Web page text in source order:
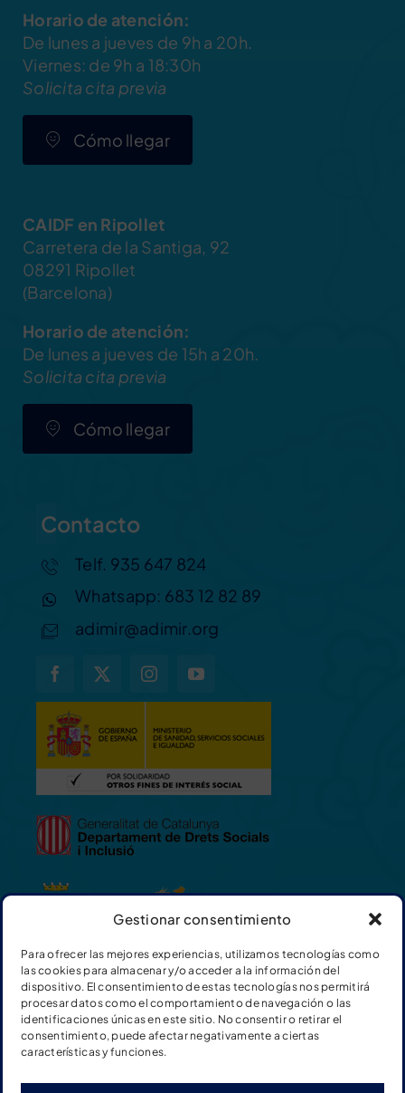
Gestionar consentimiento
Para ofrecer las mejores experiencias, utilizamos tecnologías como
las cookies para almacenar y/o acceder a la información del
dispositivo. El consentimiento de estas tecnologías nos permitirá
procesar datos como el comportamiento de navegación o las
identificaciones únicas en este sitio. No consentir o retirar el
consentimiento, puede afectar negativamente a ciertas
características y funciones.
Horario de atención:
De lunes a jueves de 9h a 20h.
Viernes: de 9h a 18:30h
Solicita cita previa
Cómo llegar
CAIDF en Ripollet
Carretera de la Santiga, 92
08291 Ripollet
(Barcelona)
Horario de atención:
De lunes a jueves de 15h a 20h.
Solicita cita previa
Cómo llegar
Contacto
Telf. 935 647 824
Whatsapp: 683 12 82 89
adimir@adimir.org